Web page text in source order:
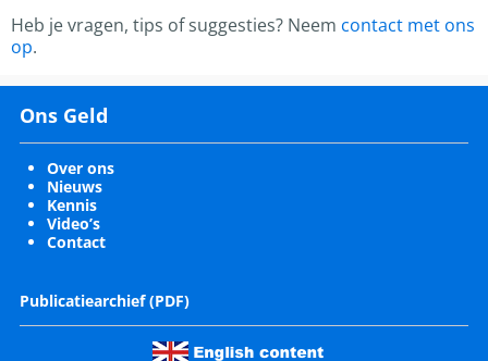
Heb je vragen, tips of suggesties? Neem contact met ons
op.
Ons Geld
Over ons
Nieuws
Kennis
Video’s
Contact
Publicatiearchief (PDF)